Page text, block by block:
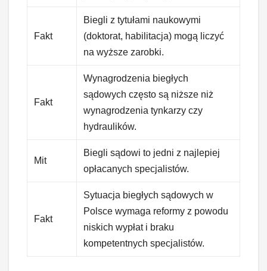
Fakt
Biegli z tytułami naukowymi
(doktorat, habilitacja) mogą liczyć
na wyższe zarobki.
Fakt
Wynagrodzenia biegłych
sądowych często są niższe niż
wynagrodzenia tynkarzy czy
hydraulików.
Mit
Biegli sądowi to jedni z najlepiej
opłacanych specjalistów.
Fakt
Sytuacja biegłych sądowych w
Polsce wymaga reformy z powodu
niskich wypłat i braku
kompetentnych specjalistów.